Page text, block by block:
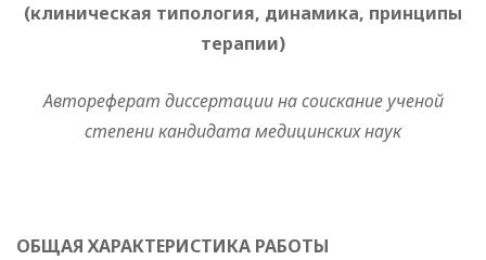
(клиническая типология, динамика, принципы
терапии)
Автореферат диссертации на соискание ученой
степени кандидата медицинских наук
ОБЩАЯ ХАРАКТЕРИСТИКА РАБОТЫ